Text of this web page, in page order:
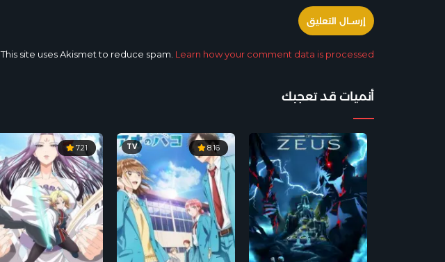
This site uses Akismet to reduce spam. Learn how your comment data is processed.
أنميات قد تعجبك
8.16
TV
7.21